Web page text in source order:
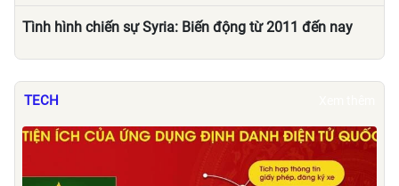
Tình hình chiến sự Syria: Biến động từ 2011 đến nay
TECH